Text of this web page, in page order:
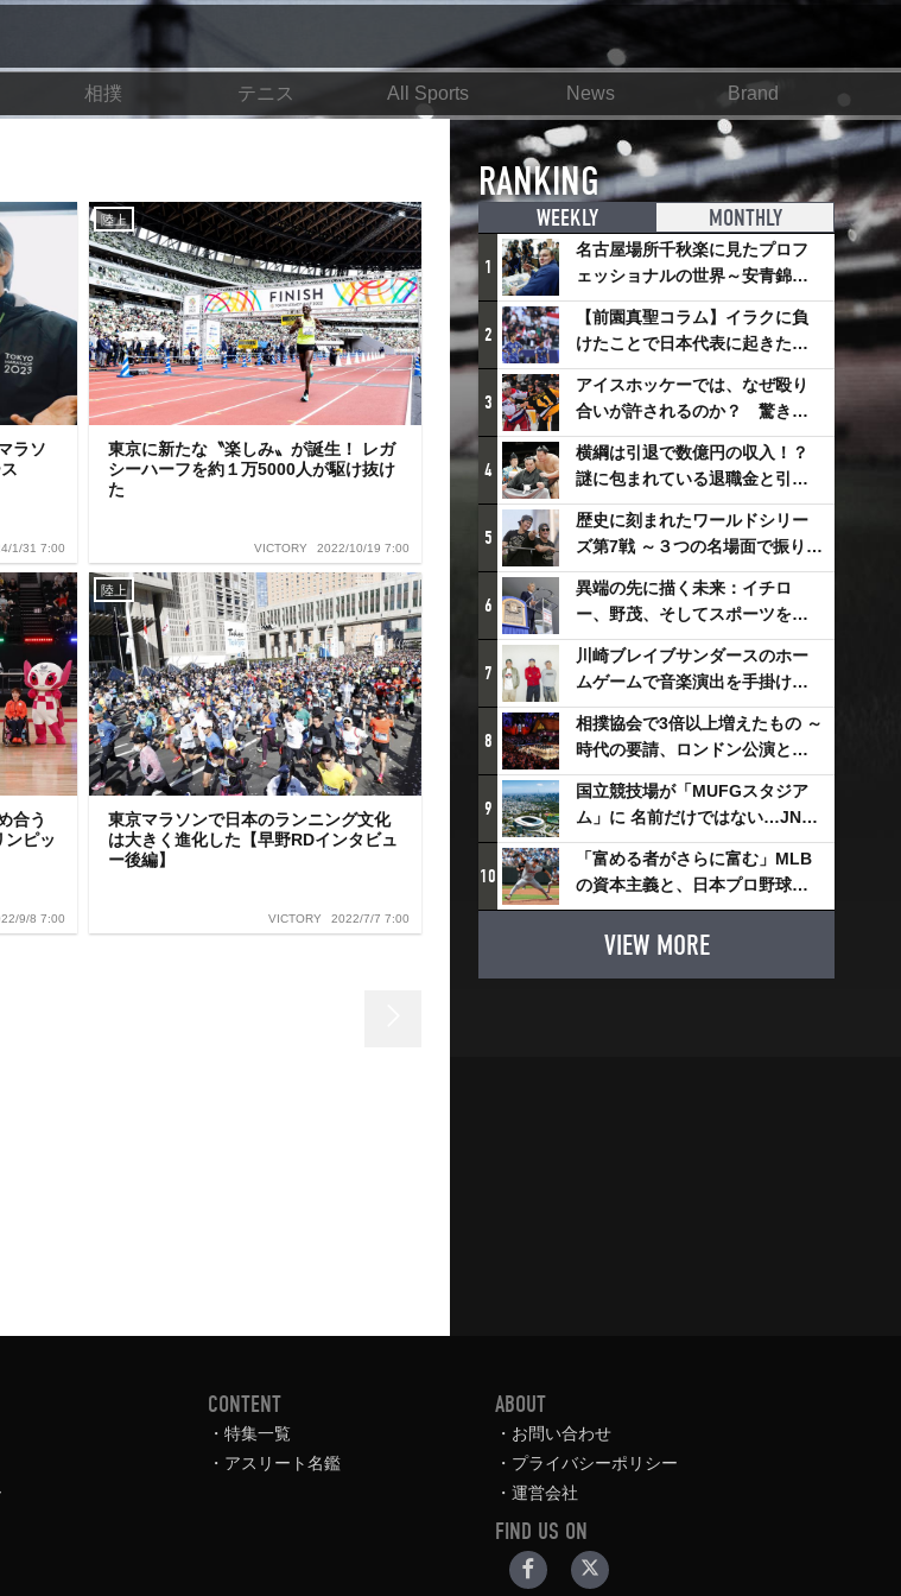
相撲 テニス All Sports News Brand
ラソ
1/31 7:00
陸上
東京に新たな〝楽しみ〟が誕生！ レガ
シーハーフを約１万5000人が駆け抜け
た
VICTORY 2022/10/19 7:00
合う
ンピッ
9/8 7:00
陸上
東京マラソンで日本のランニング文化
は大きく進化した【早野RDインタビュ
ー後編】
VICTORY 2022/7/7 7:00
RANKING
WEEKLY MONTHLY
1
名古屋場所千秋楽に見たプロフ
ェッショナルの世界～安青錦の
優勝を巡るさまざまなドラマ
2
【前園真聖コラム】イラクに負
けたことで日本代表に起きたプ
ラスとは
3
アイスホッケーでは、なぜ殴り
合いが許されるのか？ 驚きの
「ファイティング」ルールにつ
いて
4
横綱は引退で数億円の収入！？
謎に包まれている退職金と引退
相撲興行
5
歴史に刻まれたワールドシリー
ズ第7戦 ～３つの名場面で振り返
る～
6
異端の先に描く未来：イチロ
ー、野茂、そしてスポーツを支
える科学界の挑戦
7
川崎ブレイブサンダースのホー
ムゲームで音楽演出を手掛ける
スチャダラパーが川崎新！アリ
ーナシティ・プロジェクトを語
る 「楽しみでしかないでしょ。
川崎は、ずっと成長曲線だか
ら」
8
相撲協会で3倍以上増えたもの ～
時代の要請、ロンドン公演と古
式大相撲
9
国立競技場が「MUFGスタジア
ム」に 名前だけではない…JNSE
とMUFGが“共創”し描く地域活
性化・社会価値創造の近未来図
とは
10
「富める者がさらに富む」MLB
の資本主義と、日本プロ野球が
踏み出せない一歩
VIEW MORE
CONTENT
特集一覧
アスリート名鑑
ABOUT
お問い合わせ
プライバシーポリシー
運営会社
FIND US ON